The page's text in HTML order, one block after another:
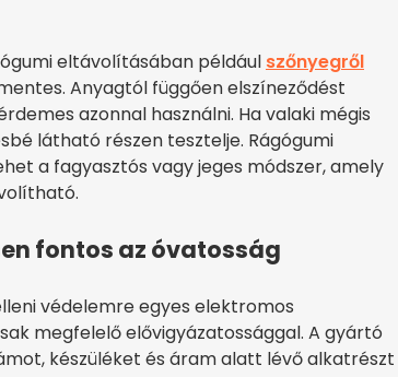
eltávolításában például szőnyegről
Anyagtól függően elszíneződést
azonnal használni. Ha valaki mégis
látható részen tesztelje. Rágógumi
a fagyasztós vagy jeges módszer, amely
fontos az óvatosság
védelemre egyes elektromos
megfelelő elővigyázatossággal. A gyártó
készüléket és áram alatt lévő alkatrészt